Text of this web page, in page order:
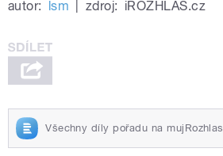
autor: lsm zdroj: iROZHLAS.cz
Všechny díly pořadu na mujRozhlas